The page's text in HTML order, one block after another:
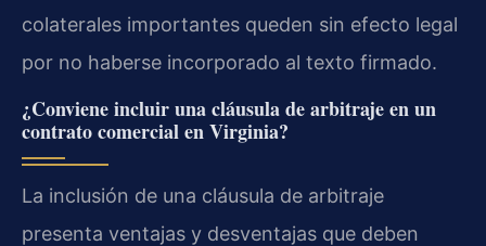
colaterales importantes queden sin efecto legal
por no haberse incorporado al texto firmado.
¿Conviene incluir una cláusula de arbitraje en un
contrato comercial en Virginia?
La inclusión de una cláusula de arbitraje
presenta ventajas y desventajas que deben